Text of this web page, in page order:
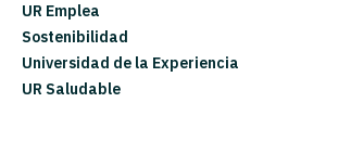
UR Emplea
Sostenibilidad
Universidad de la Experiencia
UR Saludable